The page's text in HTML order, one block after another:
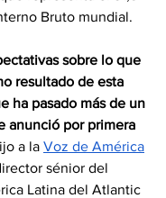
Bruto mundial.
sobre lo que
resultado de esta
ha pasado más de un
anunció por primera
a la Voz de América
sénior del
Latina del Atlantic